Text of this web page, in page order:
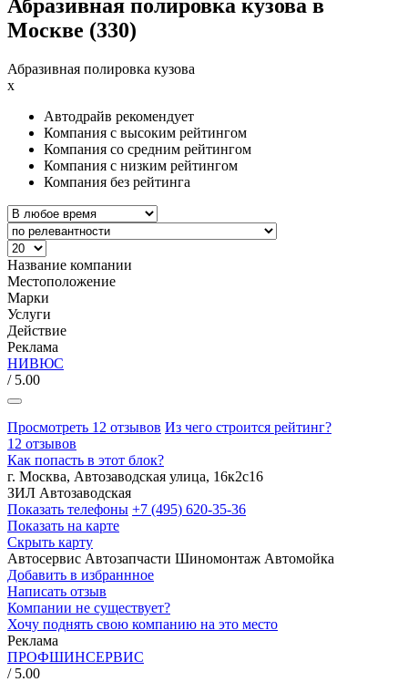
Абразивная полировка кузова в
Москве (330)
Абразивная полировка кузова
x
Автодрайв рекомендует
Компания с высоким рейтингом
Компания со средним рейтингом
Компания с низким рейтингом
Компания без рейтинга
Название компании
Местоположение
Марки
Услуги
Действие
Реклама
НИВЮС
/ 5.00
Просмотреть 12 отзывов Из чего строится рейтинг?
12 отзывов
Как попасть в этот блок?
г. Москва, Автозаводская улица, 16к2с16
ЗИЛ Автозаводская
Показать телефоны +7 (495) 620-35-36
Показать на карте
Скрыть карту
Автосервис Автозапчасти Шиномонтаж Автомойка
Добавить в избраннное
Написать отзыв
Компании не существует?
Хочу поднять свою компанию на это место
Реклама
ПРОФШИНСЕРВИС
/ 5.00